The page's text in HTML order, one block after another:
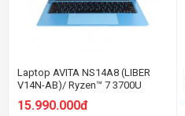
Laptop AVITA NS14A8 (LIBER
V14N-AB)/ Ryzen™ 7 3700U
15.990.000đ